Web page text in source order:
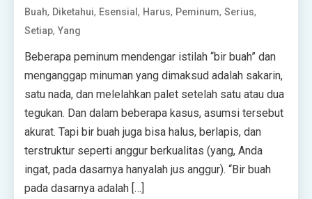
Buah, Diketahui, Esensial, Harus, Peminum,Serius,
Setiap,Yang
Beberapa peminum mendengar istilah “bir buah” dan
menganggap minuman yang dimaksud adalah sakarin,
satu nada, dan melelahkan palet setelah satu atau dua
tegukan. Dan dalam beberapa kasus, asumsi tersebut
akurat. Tapi bir buah juga bisa halus, berlapis, dan
terstruktur seperti anggur berkualitas (yang, Anda
ingat, pada dasarnya hanyalah jus anggur). “Bir buah
pada dasarnya adalah […]